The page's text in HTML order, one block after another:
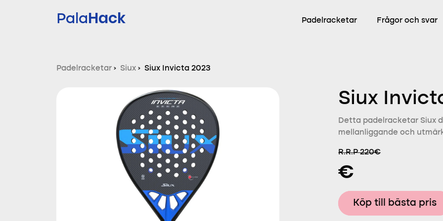
PalaHack Padelracketar Frågor och svar
Padelracketar › Siux › Siux Invicta 2023
Siux
Detta padelracketar Siux
mellanliggande och
R.R.P 220€
€
Köp till bästa pris